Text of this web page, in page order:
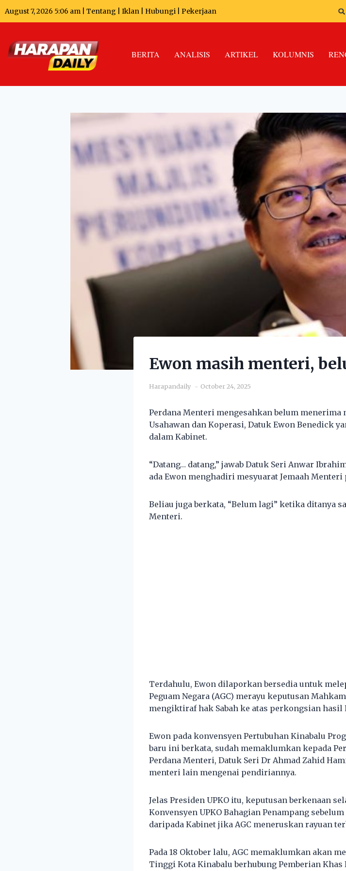
August 7, 2026 5:06 am | Tentang Iklan Hubungi Pekerjaan
BERITA ANALISIS ARTIKEL KOLUMNIS
Ewon masih menteri,
Harapandaily October 24, 2025
Perdana Menteri mengesahkan belum
Usahawan dan Koperasi, Datuk Ewon Benedick
dalam Kabinet.
“Datang… datang,” jawab Datuk Seri Anwar
ada Ewon menghadiri mesyuarat Jemaah Menteri
Beliau juga berkata, “Belum lagi” ketika ditanya
Menteri.
Terdahulu, Ewon dilaporkan bersedia untuk
Peguam Negara (AGC) merayu keputusan
mengiktiraf hak Sabah ke atas perkongsian
Ewon pada konvensyen Pertubuhan Kinabalu
baru ini berkata, sudah memaklumkan kepada
Perdana Menteri, Datuk Seri Dr Ahmad Zahid
menteri lain mengenai pendiriannya.
Jelas Presiden UPKO itu, keputusan berkenaan
Konvensyen UPKO Bahagian Penampang
daripada Kabinet jika AGC meneruskan rayuan
Pada 18 Oktober lalu, AGC memaklumkan akan
Tinggi Kota Kinabalu berhubung Pemberian Khas